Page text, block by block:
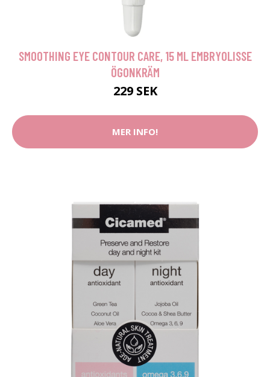
SMOOTHING EYE CONTOUR CARE, 15 ML EMBRYOLISSE
ÖGONKRÄM
229 SEK
MER INFO!